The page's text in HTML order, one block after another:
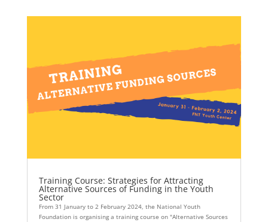
Training Course: Strategies for Attracting
Alternative Sources of Funding in the Youth
Sector
From 31 January to 2 February 2024, the National Youth
Foundation is organising a training course on "Alternative Sources